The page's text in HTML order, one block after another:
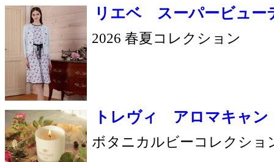
名古屋ヒルトンプラザ 営業時間のご案
2026.8.5(水)更新(随時)